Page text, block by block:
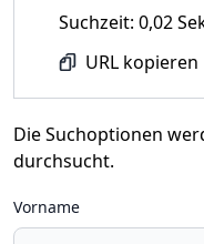
Suchzeit: 0,02
URL kopieren
Die Suchoptionen
durchsucht.
Vorname